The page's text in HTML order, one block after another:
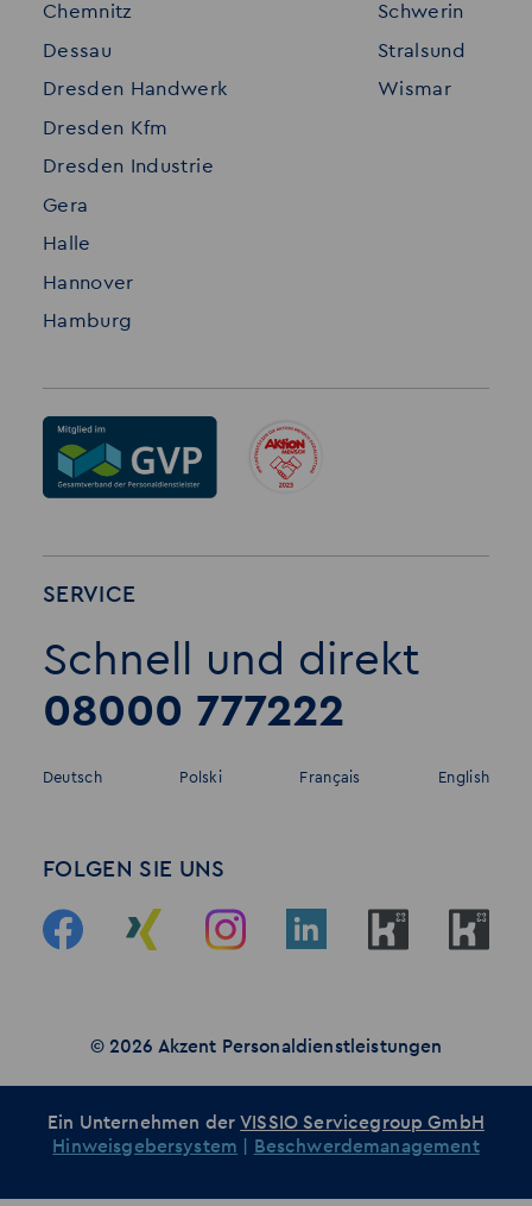
Datenschutz
Impressum
Chemnitz
Dessau
Dresden Handwerk
Dresden Kfm
Dresden Industrie
Gera
Halle
Hannover
Hamburg
Schwerin
Stralsund
Wismar
SERVICE
Schnell und direkt
08000 777222
Deutsch Polski Français English
FOLGEN SIE UNS
© 2026 Akzent Personaldienstleistungen
Ein Unternehmen derVISSIO Servicegroup GmbH
Hinweisgebersystem
Beschwerdemanagement